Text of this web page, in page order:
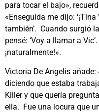
para tocar el bajo»,
«Enseguida me dijo:
también’. Cuando surgió
pensé: ‘Voy a llamar a
¡naturalmente!».
Victoria De Angelis
diciendo que estaba
Killer y que quería
ella. Fue una locura que